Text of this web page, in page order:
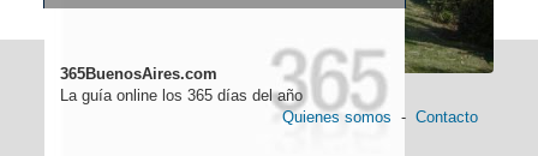
365BuenosAires.com
La guía online los 365 días del año
Quienes somos - Contacto